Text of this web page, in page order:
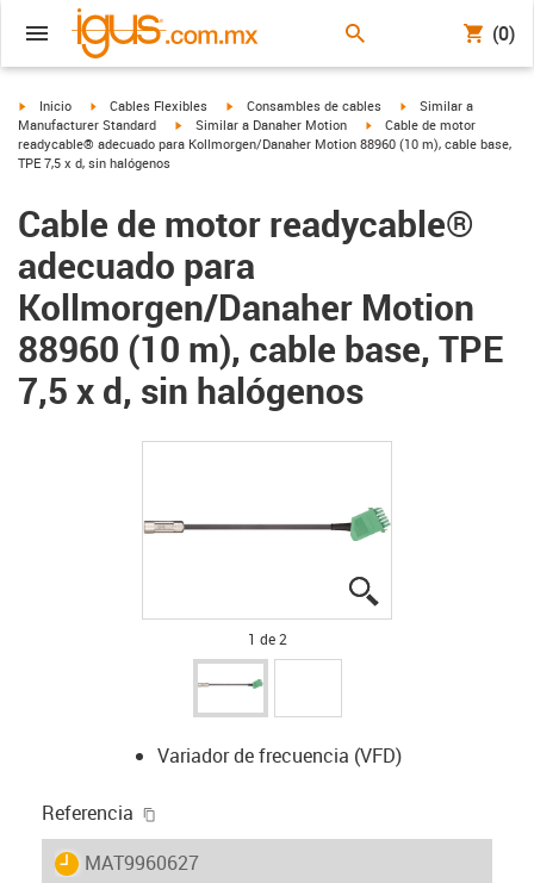
(0)
igus-icon-arrow-right
Inicio igus-icon-arrow-right
Cables Flexibles igus-icon-arrow-right
Consambles de cables igus-icon-arrow-right
Similar a
Manufacturer Standard
igus-icon-arrow-right
Similar a Danaher Motion igus-icon-arrow-right
Cable de motor
readycable® adecuado para Kollmorgen/Danaher Motion 88960 (10 m), cable base,
TPE 7,5 x d, sin halógenos
Cable de motor readycable®
adecuado para
Kollmorgen/Danaher Motion
88960 (10 m), cable base, TPE
7,5 x d, sin halógenos
1 de 2
Variador de frecuencia (VFD)
Referencia
igus-icon-lieferzeit
MAT9960627